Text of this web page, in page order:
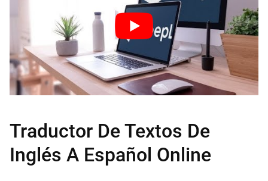
Traductor De Textos De
Inglés A Español Online